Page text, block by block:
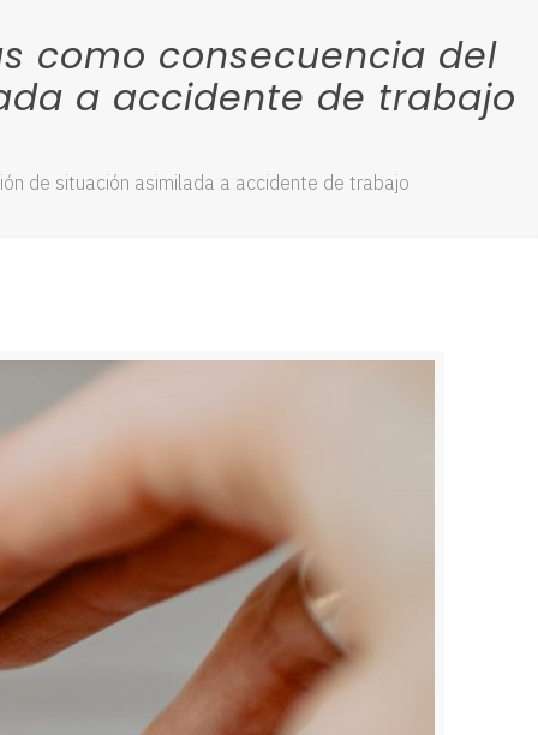
como consecuencia del
a accidente de trabajo
de situación asimilada a accidente de trabajo